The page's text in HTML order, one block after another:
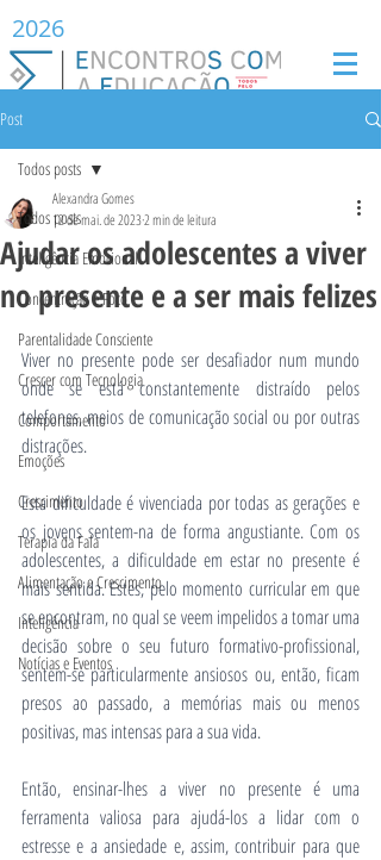
2026
Post
Todos posts
Inteligência Emocional
Concentração e Foco
Parentalidade Consciente
Crescer com Tecnologia
Comportamento
Emoções
Crescimento
Terapia da Fala
Alimentação e Crescimento
Inteligência
Notícias e Eventos
Todos posts
Ajudar os adolescentes a viver
no presente e a ser mais felizes
Alexandra Gomes
12 de mai. de 20232 min de leitura
Viver no presente pode ser desafiador num mundo
onde se está constantemente distraído pelos
telefones, meios de comunicação social ou por outras
distrações.
Esta dificuldade é vivenciada por todas as gerações e
os jovens sentem-na de forma angustiante. Com os
adolescentes, a dificuldade em estar no presente é
mais sentida. Estes, pelo momento curricular em que
se encontram, no qual se veem impelidos a tomar uma
decisão sobre o seu futuro formativo-profissional,
sentem-se particularmente ansiosos ou, então, ficam
presos ao passado, a memórias mais ou menos
positivas, mas intensas para a sua vida.
Então, ensinar-lhes a viver no presente é uma
ferramenta valiosa para ajudá-los a lidar com o
estresse e a ansiedade e, assim, contribuir para que